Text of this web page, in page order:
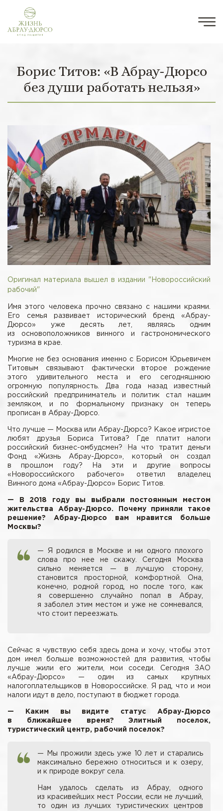
Борис Титов: «В Абрау-Дюрсо
без души работать нельзя»
Оригинал материала вышел в издании "Новороссийский
рабочий"
Имя этого человека прочно связано с нашими краями.
Его семья развивает исторический бренд «Абрау-
Дюрсо» уже десять лет, являясь одним
из основоположников винного и гастрономического
туризма в крае.
Многие не без основания именно с Борисом Юрьевичем
Титовым связывают фактически второе рождение
этого удивительного места и его сегодняшнюю
огромную популярность. Два года назад известный
российский предприниматель и политик стал нашим
земляком, и по формальному признаку он теперь
прописан в Абрау-Дюрсо.
Что лучше — Москва или Абрау-Дюрсо? Какое игристое
любят друзья Бориса Титова? Где платит налоги
российский бизнес-омбудсмен? На что тратит деньги
Фонд «Жизнь Абрау-Дюрсо», который он создал
в прошлом году? На эти и другие вопросы
«Новороссийского рабочего» ответил владелец
Винного дома «Абрау-Дюрсо» Борис Титов.
— В 2018 году вы выбрали постоянным местом
жительства Абрау-Дюрсо. Почему приняли такое
решение? Абрау-Дюрсо вам нравится больше
Москвы?
— Я родился в Москве и ни одного плохого
слова про нее не скажу. Сегодня Москва
сильно меняется — в лучшую сторону,
становится просторной, комфортной. Она,
конечно, родной город, но после того, как
я совершенно случайно попал в Абрау,
я заболел этим местом и уже не сомневался,
что стоит переезжать.
Сейчас я чувствую себя здесь дома и хочу, чтобы этот
дом имел больше возможностей для развития, чтобы
лучше жили его жители, мои соседи. Сегодня ЗАО
«Абрау-Дюрсо» — один из самых крупных
налогоплательщиков в Новороссийске. Я рад, что и мои
налоги идут в дело, поступают в бюджет города.
— Каким вы видите статус Абрау-Дюрсо
в ближайшее время? Элитный поселок,
туристический центр, рабочий поселок?
— Мы прожили здесь уже 10 лет и старались
максимально бережно относиться и к озеру,
и к природе вокруг села.
Нам удалось сделать из Абрау, одного
из красивейших мест России, если не лучший,
то один из лучших туристических центров